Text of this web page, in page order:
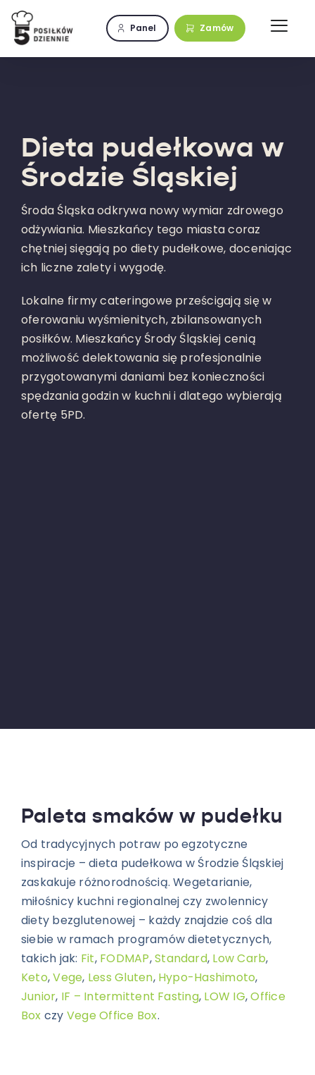
Przejdź
zawartości
Panel Zamów
Dieta pudełkowa w
Środzie Śląskiej
Środa Śląska odkrywa nowy wymiar zdrowego
odżywiania. Mieszkańcy tego miasta coraz
chętniej sięgają po diety pudełkowe, doceniając
ich liczne zalety i wygodę.
Lokalne firmy cateringowe prześcigają się w
oferowaniu wyśmienitych, zbilansowanych
posiłków. Mieszkańcy Środy Śląskiej cenią
możliwość delektowania się profesjonalnie
przygotowanymi daniami bez konieczności
spędzania godzin w kuchni i dlatego wybierają
ofertę 5PD.
Paleta smaków w pudełku
Od tradycyjnych potraw po egzotyczne
inspiracje – dieta pudełkowa w Środzie Śląskiej
zaskakuje różnorodnością. Wegetarianie,
miłośnicy kuchni regionalnej czy zwolennicy
diety bezglutenowej – każdy znajdzie coś dla
siebie w ramach programów dietetycznych,
takich jak: Fit, FODMAP,Standard, Low Carb,
Keto,Vege, Less Gluten, Hypo-Hashimoto,
Junior, IF – Intermittent Fasting, LOW IG,Office
Box czy Vege Office Box.